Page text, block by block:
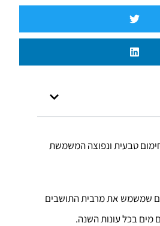
טבעית ונפוצה המשמשת
שמשמש את מרבית התושבים
מים בכל עונות השנה.